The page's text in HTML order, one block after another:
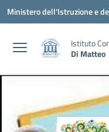
Vai ai contenuti
Vai al menu di navigazione
Vai al footer
Ministero dell'Istruzione e
Istituto
Di Matteo